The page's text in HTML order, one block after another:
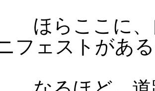
ここに、自
フェストがあ